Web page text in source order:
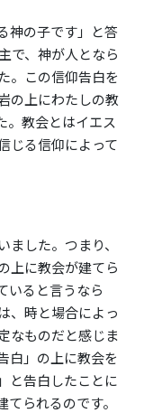
神の子です」と答
で、神が人となら
。この信仰告白を
の上にわたしの教
。教会とはイエス
じる信仰によって
した。つまり、
上に教会が建てら
いると言うなら
、時と場合によっ
なものだと感じま
白」の上に教会を
と告白したことに
られるのです。